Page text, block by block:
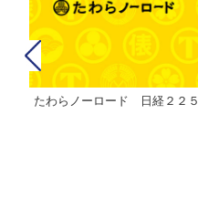
たわらノーロード 日経２２５